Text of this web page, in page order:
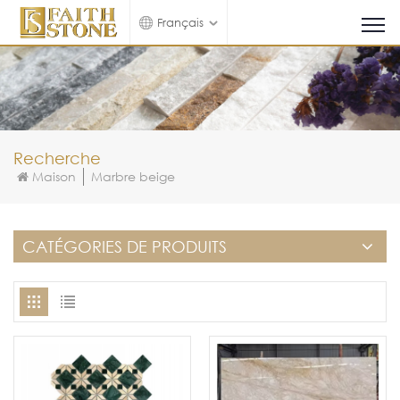
Français
Recherche
Maison Marbre beige
CATÉGORIES DE PRODUITS